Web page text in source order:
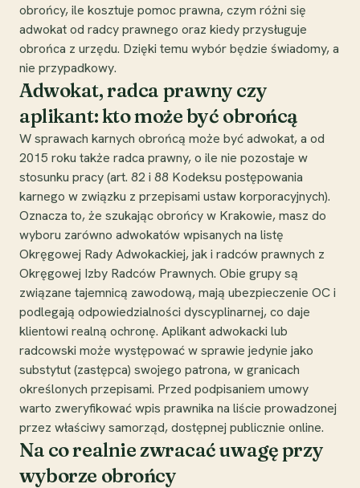
obrońcy, ile kosztuje pomoc prawna, czym różni się
adwokat od radcy prawnego oraz kiedy przysługuje
obrońca z urzędu. Dzięki temu wybór będzie świadomy, a
nie przypadkowy.
Adwokat, radca prawny czy
aplikant: kto może być obrońcą
W sprawach karnych obrońcą może być adwokat, a od
2015 roku także radca prawny, o ile nie pozostaje w
stosunku pracy (art. 82 i 88 Kodeksu postępowania
karnego w związku z przepisami ustaw korporacyjnych).
Oznacza to, że szukając obrońcy w Krakowie, masz do
wyboru zarówno adwokatów wpisanych na listę
Okręgowej Rady Adwokackiej, jak i radców prawnych z
Okręgowej Izby Radców Prawnych. Obie grupy są
związane tajemnicą zawodową, mają ubezpieczenie OC i
podlegają odpowiedzialności dyscyplinarnej, co daje
klientowi realną ochronę. Aplikant adwokacki lub
radcowski może występować w sprawie jedynie jako
substytut (zastępca) swojego patrona, w granicach
określonych przepisami. Przed podpisaniem umowy
warto zweryfikować wpis prawnika na liście prowadzonej
przez właściwy samorząd, dostępnej publicznie online.
Na co realnie zwracać uwagę przy
wyborze obrońcy